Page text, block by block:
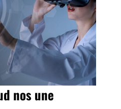
nos une